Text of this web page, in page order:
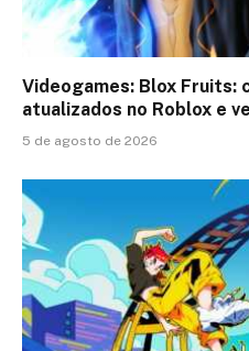
Videogames: Blox Fruits:
atualizados no Roblox e
5 de agosto de 2026